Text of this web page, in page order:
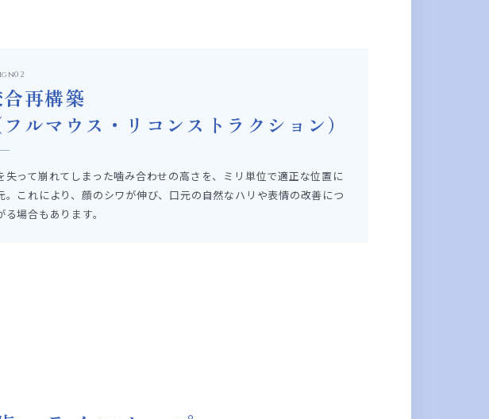
再構築
フルマウス・リコンストラクション）
失って崩れてしまった噛み合わせの高さを、ミリ単位で適正な位置に
。これにより、顔のシワが伸び、口元の自然なハリや表情の改善につ
る場合もあります。